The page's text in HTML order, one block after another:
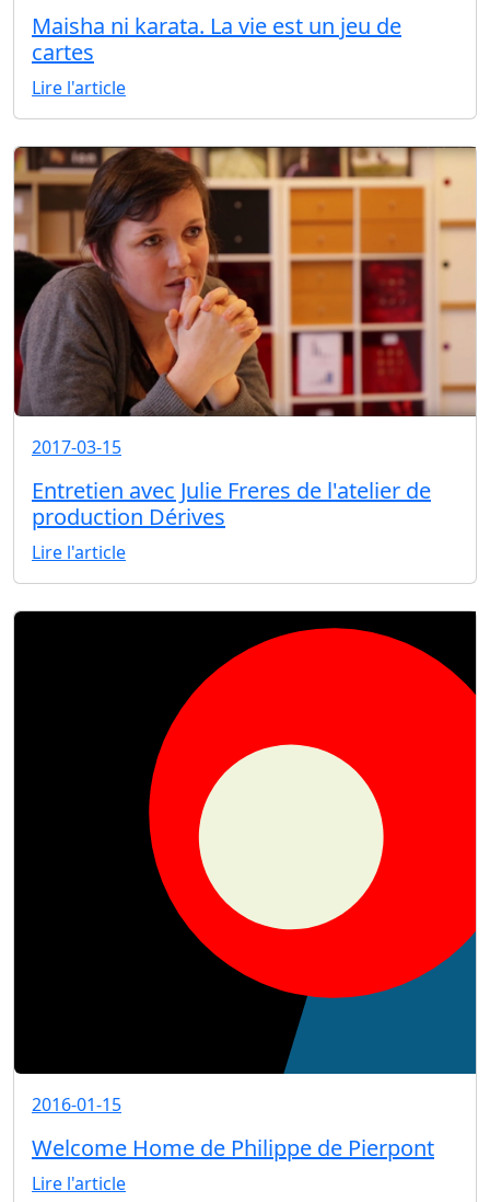
Maisha ni karata. La vie est un jeu de
cartes
Lire l'article
2017-03-15
Entretien avec Julie Freres de l'atelier de
production Dérives
Lire l'article
2016-01-15
Welcome Home de Philippe de Pierpont
Lire l'article